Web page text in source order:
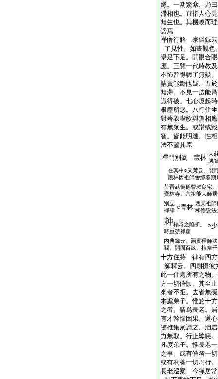
縁。一期繁紊。乃
滯相也。直指人心
無生也。其機峻而
謗焉
禪僧行解 宗鑑録云
了見性。如晝觀色
擧足下足。開眼合
應。三覽一代時教
不怖皆得諦了無疑
詰責能斷他疑。五
無滯。不見一法能
識得破。七心境起
根塵所惑。八行住
對著衣喫飮與道相
有無衆生。或讃或
智。皆能明達。性
法不鑒其原
禪門別號 叢林 大
勝
在其中○又梵云。貧
叢林因祖師舍那婆期
昔晋武侯孫曹叔良宅
寶林寺。六祖能大師
別立
禪肆 ○青林 西天祖師
和修説法
榻爲之陷折。
時重號禪窟
○
内典録云。罽賓禪師
閣。開園百畝。植奈
十方住持 律有四方
師釋云。四則攝彼
此一住處所有之物
方一切僧伽。其至
來者不拒。去者無
本處弟子。惟於十
之者。請爲長老。
有才幹懼因果。道
犍稚集衆請之。洎
力無取。行止弊惡
凡度弟子。惟長老
之事。或有僧務一
或有利養一切均行
長老巡寮 今禪居常